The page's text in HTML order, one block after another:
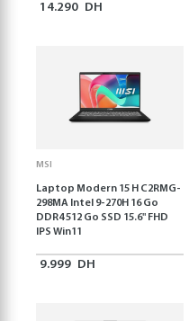
14.290 DH
MSI
Laptop Modern 15 H C2RMG-
298MA Intel 9-270H 16 Go
DDR4 512 Go SSD 15.6" FHD
IPS Win11
9.999 DH